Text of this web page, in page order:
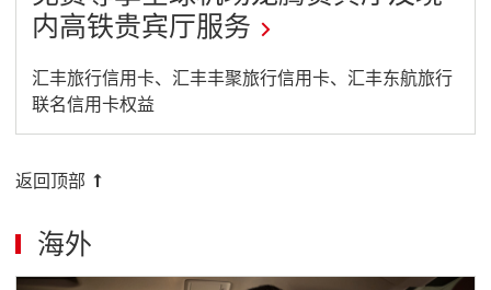
内高铁贵宾厅服务
This
link
open
a
new
汇丰旅行信用卡、汇丰丰聚旅行信用卡、汇丰东航旅行
联名信用卡权益
返回顶部
海外